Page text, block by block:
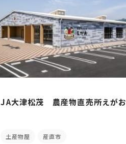
JA大津松茂 農産物直売所えがお
土産物屋 産直市